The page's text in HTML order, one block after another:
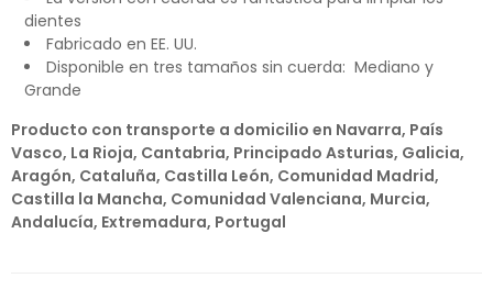
dientes
Fabricado en EE. UU.
Disponible en tres tamaños sin cuerda: Mediano y
Grande
Producto con transporte a domicilio en Navarra, País
Vasco, La Rioja, Cantabria, Principado Asturias, Galicia,
Aragón, Cataluña, Castilla León, Comunidad Madrid,
Castilla la Mancha, Comunidad Valenciana, Murcia,
Andalucía, Extremadura, Portugal